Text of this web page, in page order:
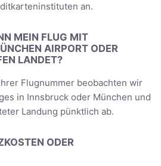
an.
MEIN FLUG MIT
AIRPORT ODER
LANDET?
Flugnummer beobachten wir
in Innsbruck oder München und
Landung pünktlich ab.
ODER